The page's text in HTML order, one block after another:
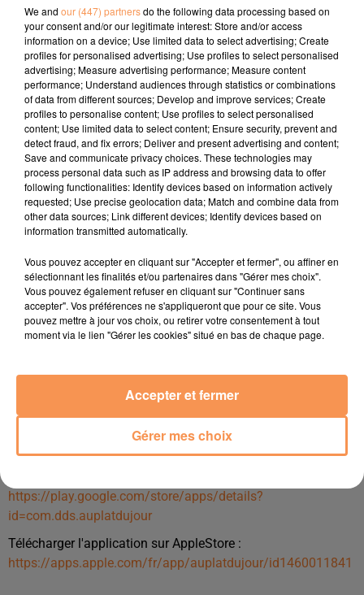
restaurateurs devront s’acquitter de 8€ par mois pour la
participation à la maintenance et au
développement de la plateforme pour laquelle des évolutions
sont déjà prévues d’ici la fin de
l’année. Pour les consommateurs, ce sera toujours gratuit.
L’HISTOIRE :
Bien qu’ils aient autour de la trentaine, Caroline, Guillaume et
Ludovic sont collègues de travail
depuis plusieurs années au sein d’une entreprisepaloise et
semi familialequi est spécialisée dans le
traitement et la gestion de Data et l’aliment ationde site Web.
C’est avec l’accord de leurs responsables qu’ils ont créé Data
Diffusion Service, une société qui
prône l’efficacité des nouvelles technologiesdans le
domaine de l'information et de la
communication.
APDJ est donc le fruit d’uneassociation de compétences et
de cogitations interminables entre nos
inédite et utile tous les jours et pour
APDJ est un produit fait par des palois pour les palois et qui,
nous n’en doutons pas est promis à un
bel avenir.
https://play.google.com/store/apps/details?
id=com.dds.auplatdujour
Télécharger l'application sur AppleStore :
https://apps.apple.com/fr/app/auplatdujour/id1460011841
We and our (447) partnersdo the following data processing based on
your consent and/or our legitimate interest: Store and/or access
information on a device; Use limited data to select advertising; Create
profiles for personalised advertising; Use profiles to select personalised
advertising; Measure advertising performance; Measure content
performance; Understand audiences through statistics or combinations
of data from different sources; Develop and improve services; Create
profiles to personalise content; Use profiles to select personalised
content; Use limited data to select content; Ensure security, prevent and
detect fraud, and fix errors; Deliver and present advertising and content;
Save and communicate privacy choices. These technologies may
process personal data such as IP address and browsing data to offer
following functionalities: Identify devices based on information actively
requested; Use precise geolocation data; Match and combine data from
other data sources; Link different devices; Identify devices based on
information transmitted automatically.
Vous pouvez accepter en cliquant sur "Accepter et fermer", ou affiner en
sélectionnant les finalités et/ou partenaires dans "Gérer mes choix".
Vous pouvez également refuser en cliquant sur "Continuer sans
accepter". Vos préférences ne s'appliqueront que pour ce site. Vous
pouvez mettre à jour vos choix, ou retirer votre consentement à tout
moment via le lien "Gérer les cookies" situé en bas de chaque page.
Gérer mes choix
Accepter et fermer